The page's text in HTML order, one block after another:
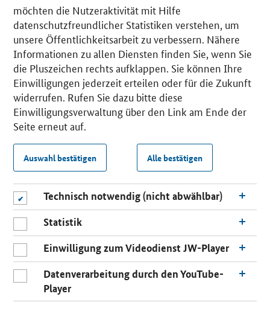
möchten die Nutzeraktivität mit Hilfe
datenschutzfreundlicher Statistiken verstehen, um
unsere Öffentlichkeitsarbeit zu verbessern. Nähere
Informationen zu allen Diensten finden Sie, wenn Sie
die Pluszeichen rechts aufklappen. Sie können Ihre
Einwilligungen jederzeit erteilen oder für die Zukunft
widerrufen. Rufen Sie dazu bitte diese
Einwilligungsverwaltung über den Link am Ende der
Seite erneut auf.
Auswahl bestätigen Alle bestätigen
Technisch notwendig (nicht abwählbar)
Statistik
Einwilligung zum Videodienst JW-Player
Datenverarbeitung durch den YouTube-
Player